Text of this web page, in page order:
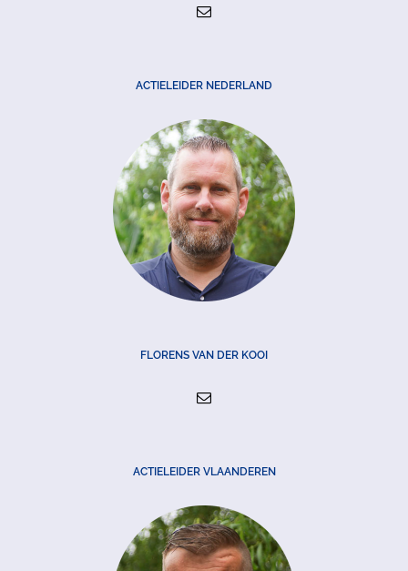
ACTIELEIDER NEDERLAND
FLORENS VAN DER KOOI
ACTIELEIDER VLAANDEREN